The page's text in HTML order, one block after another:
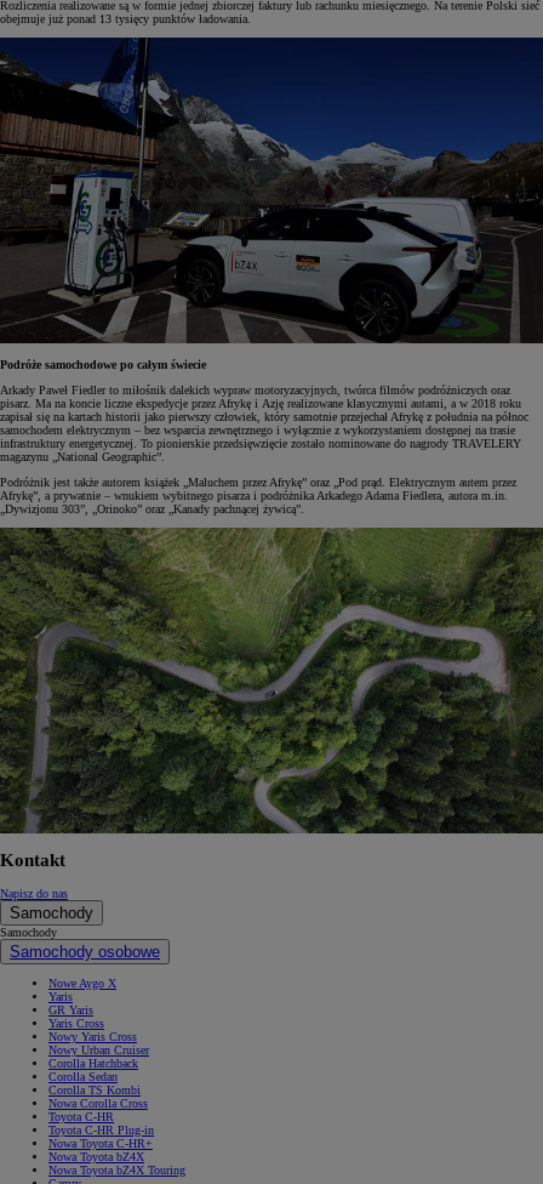
Rozliczenia realizowane są w formie jednej zbiorczej faktury lub rachunku miesięcznego. Na terenie Polski sieć
obejmuje już ponad 13 tysięcy punktów ładowania.
Podróże samochodowe po całym świecie
Arkady Paweł Fiedler to miłośnik dalekich wypraw motoryzacyjnych, twórca filmów podróżniczych oraz
pisarz. Ma na koncie liczne ekspedycje przez Afrykę i Azję realizowane klasycznymi autami, a w 2018 roku
zapisał się na kartach historii jako pierwszy człowiek, który samotnie przejechał Afrykę z południa na północ
samochodem elektrycznym – bez wsparcia zewnętrznego i wyłącznie z wykorzystaniem dostępnej na trasie
infrastruktury energetycznej. To pionierskie przedsięwzięcie zostało nominowane do nagrody TRAVELERY
magazynu „National Geographic”.
Podróżnik jest także autorem książek „Maluchem przez Afrykę” oraz „Pod prąd. Elektrycznym autem przez
Afrykę”, a prywatnie – wnukiem wybitnego pisarza i podróżnika Arkadego Adama Fiedlera, autora m.in.
„Dywizjonu 303”, „Orinoko” oraz „Kanady pachnącej żywicą”.
Kontakt
Napisz do nas
Samochody
Samochody
Samochody osobowe
Nowe Aygo X
Yaris
GR Yaris
Yaris Cross
Nowy Yaris Cross
Nowy Urban Cruiser
Corolla Hatchback
Corolla Sedan
Corolla TS Kombi
Nowa Corolla Cross
Toyota C-HR
Toyota C-HR Plug-in
Nowa Toyota C-HR+
Nowa Toyota bZ4X
Nowa Toyota bZ4X Touring